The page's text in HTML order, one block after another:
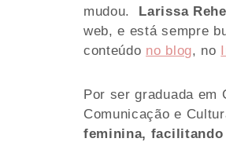
mudou. Larissa
web, e está sempre
conteúdo no blog, no
Por ser graduada em
Comunicação e
feminina, facilitando